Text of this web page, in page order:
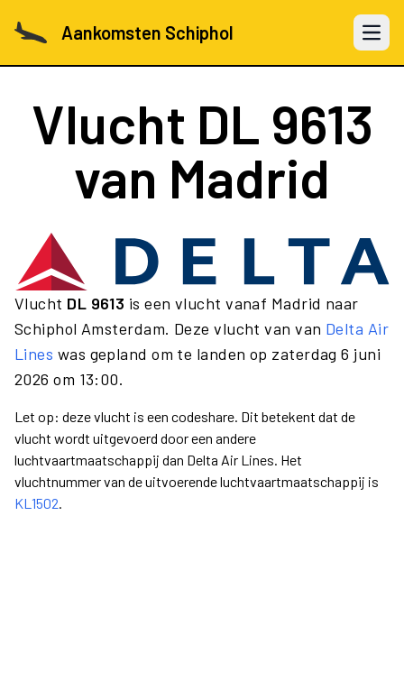
Aankomsten Schiphol Open
Vlucht DL 9613
van Madrid
Vlucht DL 9613 is een vlucht vanaf Madrid naar
Schiphol Amsterdam. Deze vlucht van van Delta Air
Lines was gepland om te landen op zaterdag 6 juni
2026 om 13:00.
Let op: deze vlucht is een codeshare. Dit betekent dat de
vlucht wordt uitgevoerd door een andere
luchtvaartmaatschappij dan Delta Air Lines. Het
vluchtnummer van de uitvoerende luchtvaartmaatschappij is
KL1502.